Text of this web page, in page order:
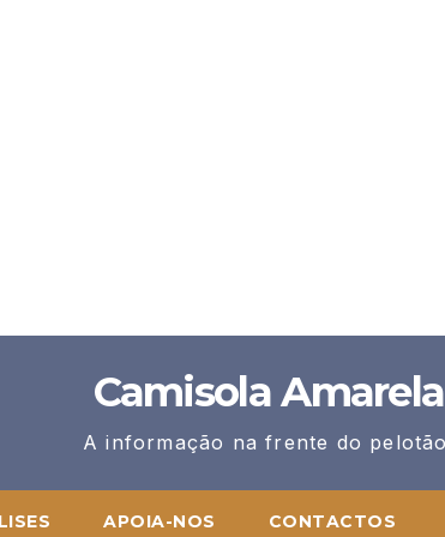
Camisola Amarela
A informação na frente do
APOIA-NOS CONTACTOS